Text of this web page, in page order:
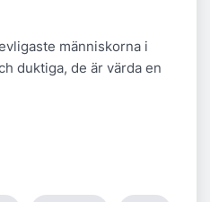
människorna i
duktiga, de är värda en